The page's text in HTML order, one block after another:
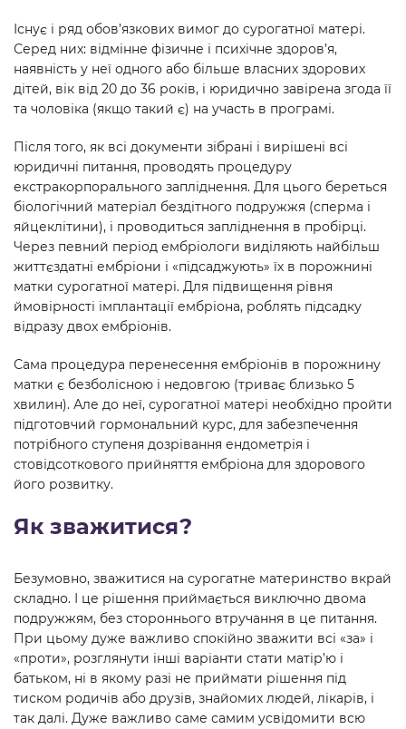
Існує і ряд обов’язкових вимог до сурогатної матері.
Серед них: відмінне фізичне і психічне здоров’я,
наявність у неї одного або більше власних здорових
дітей, вік від 20 до 36 років, і юридично завірена згода її
та чоловіка (якщо такий є) на участь в програмі.
Після того, як всі документи зібрані і вирішені всі
юридичні питання, проводять процедуру
екстракорпорального запліднення. Для цього береться
біологічний матеріал бездітного подружжя (сперма і
яйцеклітини), і проводиться запліднення в пробірці.
Через певний період ембріологи виділяють найбільш
життєздатні ембріони і «підсаджують» їх в порожнині
матки сурогатної матері. Для підвищення рівня
ймовірності імплантації ембріона, роблять підсадку
відразу двох ембріонів.
Сама процедура перенесення ембріонів в порожнину
матки є безболісною і недовгою (триває близько 5
хвилин). Але до неї, сурогатної матері необхідно пройти
підготовчий гормональний курс, для забезпечення
потрібного ступеня дозрівання ендометрія і
стовідсоткового прийняття ембріона для здорового
його розвитку.
Як зважитися?
Безумовно, зважитися на сурогатне материнство вкрай
складно. І це рішення приймається виключно двома
подружжям, без стороннього втручання в це питання.
При цьому дуже важливо спокійно зважити всі «за» і
«проти», розглянути інші варіанти стати матір’ю і
батьком, ні в якому разі не приймати рішення під
тиском родичів або друзів, знайомих людей, лікарів, і
так далі. Дуже важливо саме самим усвідомити всю